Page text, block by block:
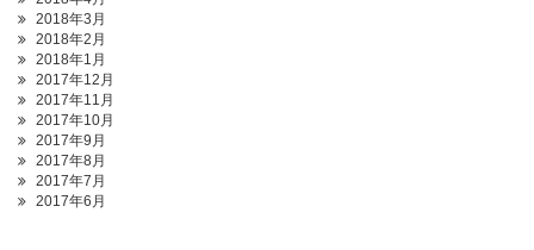
2018年3月
2018年2月
2018年1月
2017年12月
2017年11月
2017年10月
2017年9月
2017年8月
2017年7月
2017年6月